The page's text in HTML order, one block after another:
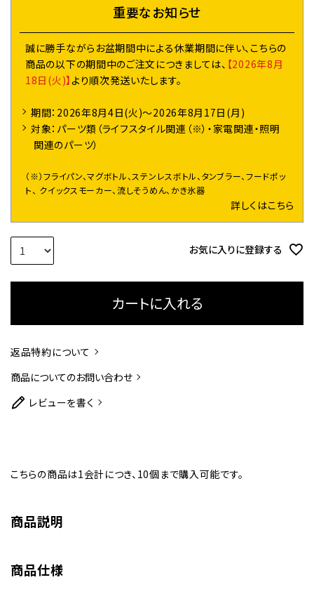
重要なお知らせ
誠に勝手ながらお盆期間中による休業期間に伴い、こちらの
商品の以下の期間中のご注文につきましては、 【2026年8月
18日(火)】 より順次発送いたします。
期間：2026年8月4日(火)～2026年8月17日(月)
対象：パーツ類（ライフスタイル関連（※）・家電関連・照明
関連のパーツ）
（※）フライパン、マグボトル、ステンレスボトル、タンブラー、フードポッ
ト、 クイックスモーカー、流しそうめん、かき氷器
詳しくはこちら
お気に入りに登録する
カートに入れる
返品特約について
商品についてのお問い合わせ
レビューを書く
こちらの商品は1会計につき、10個まで購入可能です。
商品説明
商品仕様